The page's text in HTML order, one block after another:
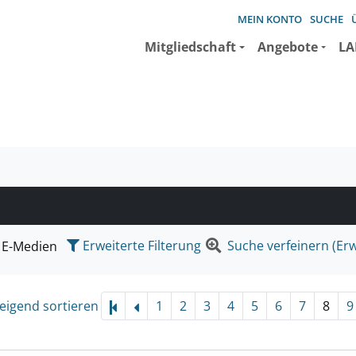
MEIN KONTO SUCHE
Mitgliedschaft Angebote
suchen wollen.
E-Medien Erweiterte Filterung Suche verfeinern
sortieren 1 2 3 4 5 6 7 8 9